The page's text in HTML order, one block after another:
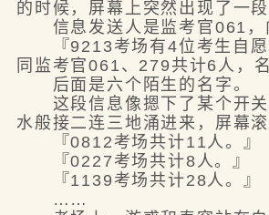
的时候，屏幕上突然出现了一段
信息发送人是监考官061，
『9213考场有4位考生自愿
同监考官061、279共计6人，
后面是六个陌生的名字。
这段信息像摁下了某个开关
水般接二连三地涌进来，屏幕滚
『0812考场共计11人。』
『0227考场共计8人。』
『1139考场共计28人。』
……